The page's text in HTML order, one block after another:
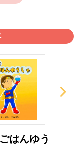
はんゆう